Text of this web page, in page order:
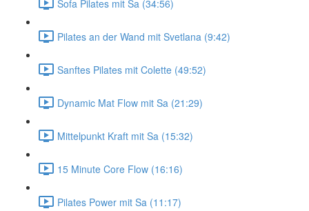
Sofa Pilates mit Sa (34:56)
Pilates an der Wand mit Svetlana (9:42)
Sanftes Pilates mit Colette (49:52)
Dynamic Mat Flow mit Sa (21:29)
Mittelpunkt Kraft mit Sa (15:32)
15 Minute Core Flow (16:16)
Pilates Power mit Sa (11:17)